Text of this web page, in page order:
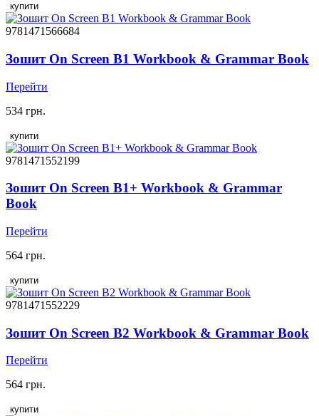
купити
9781471566684
Зошит On Screen B1 Workbook & Grammar Book
Перейти
534 грн.
купити
9781471552199
Зошит On Screen B1+ Workbook & Grammar
Book
Перейти
564 грн.
купити
9781471552229
Зошит On Screen B2 Workbook & Grammar Book
Перейти
564 грн.
купити